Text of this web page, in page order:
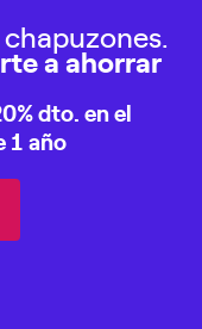
a ahorrar
dto. en el
1 año